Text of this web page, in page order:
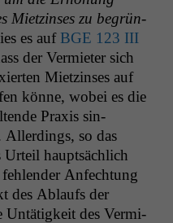
Miet­zins­es zu begrün­
es auf BGE 123 III
der Ver­mi­eter sich
Miet­zins­es auf
könne, wobei es die
Prax­is sin­
Allerd­ings, so das
Urteil haupt­säch­lich
Anfech­tung
des Ablaufs der
Untätigkeit des Ver­mi­